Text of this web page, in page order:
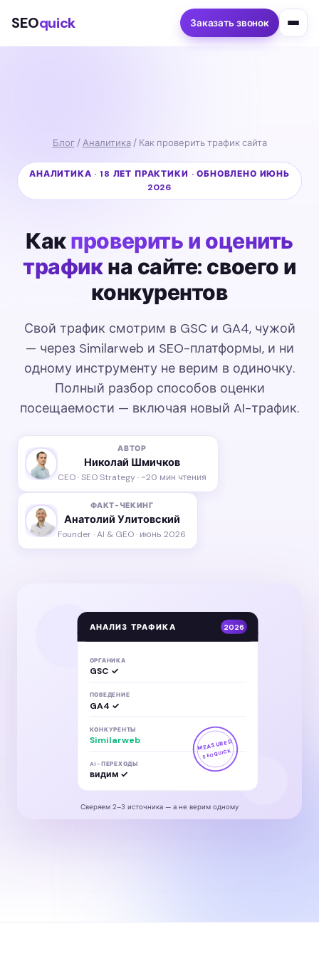
SEOquick Заказать звонок
Блог/Аналитика/ Как проверить трафик сайта
АНАЛИТИКА · 18 ЛЕТ ПРАКТИКИ · ОБНОВЛЕНО ИЮНЬ
2026
Какпроверить и оценить
трафик на сайте: своего и
конкурентов
Свой трафик смотрим в GSC и GA4, чужой
— через Similarweb и SEO-платформы, и ни
одному инструменту не верим в одиночку.
Полный разбор способов оценки
посещаемости — включая новый AI-трафик.
АВТОР
Николай Шмичков
CEO · SEO Strategy · ~20 мин чтения
ФАКТ-ЧЕКИНГ
Анатолий Улитовский
Founder · AI & GEO · июнь 2026
АНАЛИЗ ТРАФИКА 2026
ОРГАНИКА
GSC ✓
ПОВЕДЕНИЕ
GA4 ✓
КОНКУРЕНТЫ
Similarweb
AI-ПЕРЕХОДЫ
видим ✓
MEASURED
SEOQUICK
Сверяем 2–3 источника — а не верим одному